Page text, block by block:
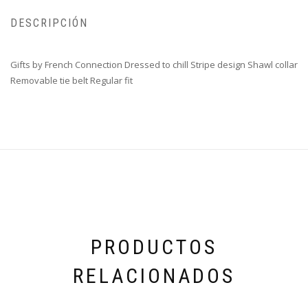
DESCRIPCIÓN
Gifts by French Connection Dressed to chill Stripe design Shawl collar
Removable tie belt Regular fit
PRODUCTOS
RELACIONADOS